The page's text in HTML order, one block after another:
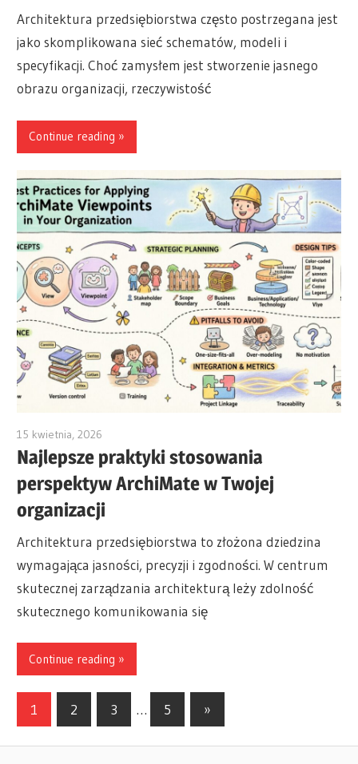
Architektura przedsiębiorstwa często postrzegana jest
jako skomplikowana sieć schematów, modeli i
specyfikacji. Choć zamysłem jest stworzenie jasnego
obrazu organizacji, rzeczywistość
Continue reading
15 kwietnia, 2026
Najlepsze praktyki stosowania
perspektyw ArchiMate w Twojej
organizacji
Architektura przedsiębiorstwa to złożona dziedzina
wymagająca jasności, precyzji i zgodności. W centrum
skutecznej zarządzania architekturą leży zdolność
skutecznego komunikowania się
Continue reading
Stronicowanie
1 2 3 … 5
Next
Posts
»